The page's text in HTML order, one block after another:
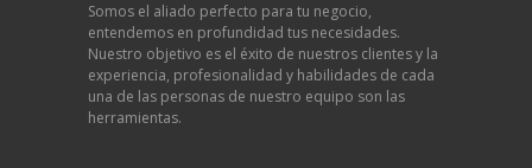
Somos el aliado perfecto para tu negocio,
entendemos en profundidad tus necesidades.
Nuestro objetivo es el éxito de nuestros clientes y la
experiencia, profesionalidad y habilidades de cada
una de las personas de nuestro equipo son las
herramientas.